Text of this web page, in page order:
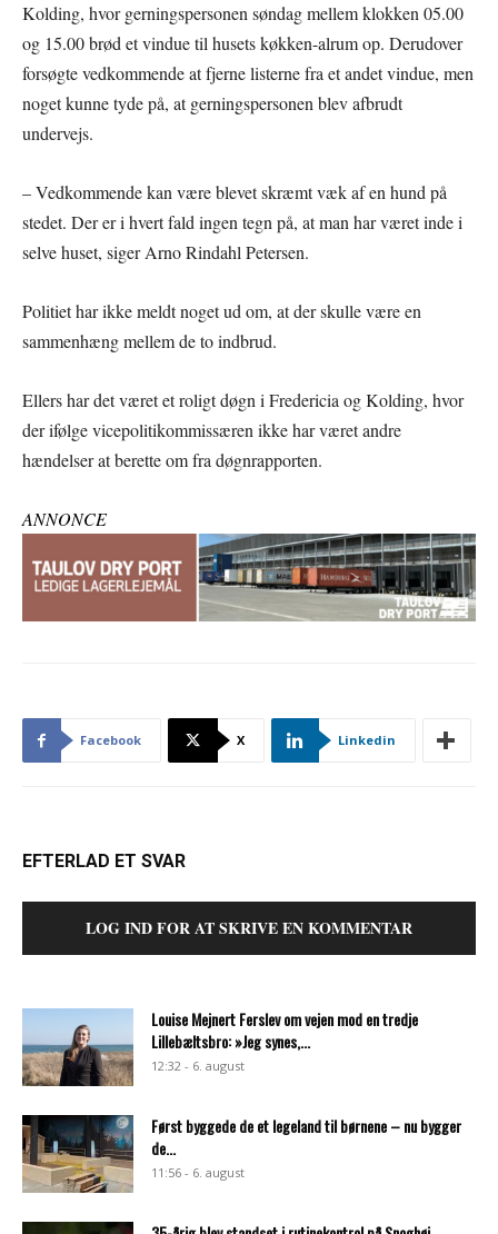
Kolding, hvor gerningspersonen søndag mellem klokken 05.00
og 15.00 brød et vindue til husets køkken-alrum op. Derudover
forsøgte vedkommende at fjerne listerne fra et andet vindue, men
noget kunne tyde på, at gerningspersonen blev afbrudt
undervejs.
– Vedkommende kan være blevet skræmt væk af en hund på
stedet. Der er i hvert fald ingen tegn på, at man har været inde i
selve huset, siger Arno Rindahl Petersen.
Politiet har ikke meldt noget ud om, at der skulle være en
sammenhæng mellem de to indbrud.
Ellers har det været et roligt døgn i Fredericia og Kolding, hvor
der ifølge vicepolitikommissæren ikke har været andre
hændelser at berette om fra døgnrapporten.
ANNONCE
Facebook X Linkedin
EFTERLAD ET SVAR
LOG IND FOR AT SKRIVE EN KOMMENTAR
Louise Mejnert Ferslev om vejen mod en tredje
Lillebæltsbro: »Jeg synes,...
12:32 - 6. august
Først byggede de et legeland til børnene – nu bygger
de...
11:56 - 6. august